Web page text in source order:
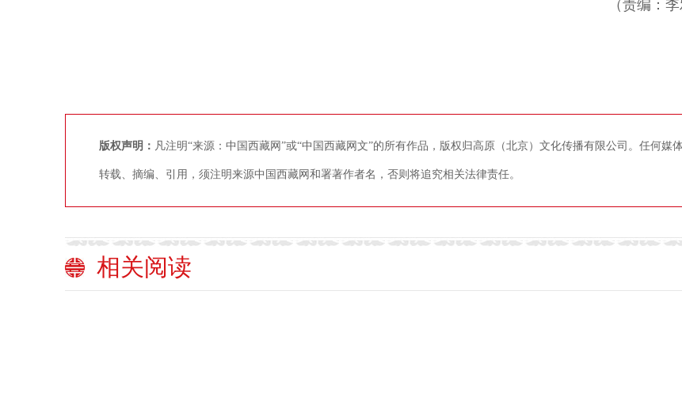
（责编：李
版权声明： 凡注明“来源：中国西藏网”或“中国西藏网文”的所有作品，版权归高原（北京）文化传播有限公司。任何媒
转载、摘编、引用，须注明来源中国西藏网和署著作者名，否则将追究相关法律责任。
相关阅读